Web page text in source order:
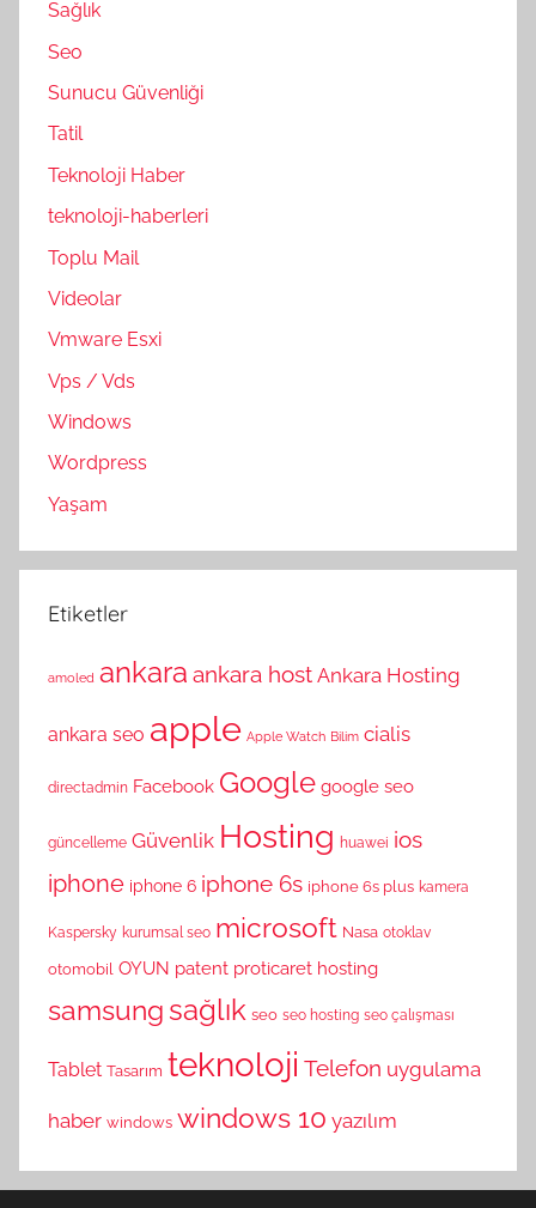
Sağlık
Seo
Sunucu Güvenliği
Tatil
Teknoloji Haber
teknoloji-haberleri
Toplu Mail
Videolar
Vmware Esxi
Vps / Vds
Windows
Wordpress
Yaşam
Etiketler
amoled ankara ankara host Ankara Hosting
ankara seo apple Apple Watch Bilim cialis
directadmin Facebook Google google seo
güncelleme Güvenlik Hosting huawei ios
iphone iphone 6 iphone 6s iphone 6s plus kamera
Kaspersky kurumsal seo microsoft Nasa otoklav
otomobil OYUN patent proticaret hosting
samsung sağlık seo seo hosting seo çalışması
Tablet Tasarım teknoloji Telefon uygulama
haber windows windows 10 yazılım